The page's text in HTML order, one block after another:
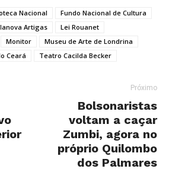
Nacional
Fundo Nacional de Cultura
Artigas
Lei Rouanet
Monitor
Museu de Arte de Londrina
Ceará
Teatro Cacilda Becker
Próximo
Bolsonaristas
voltam a caçar
Zumbi, agora no
próprio Quilombo
dos Palmares